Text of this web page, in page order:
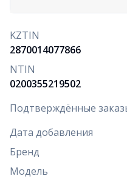
KZTIN
2870014077866
NTIN
0200355219502
Подтверждённые
Дата добавления
Бренд
Модель